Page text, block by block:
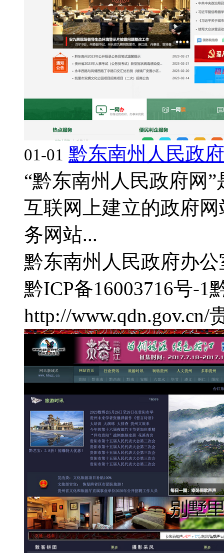
01-01 黔东南州人民政
“黔东南州人民政府网
互联网上建立的政府
务网站...
黔东南州人民政府办公
黔ICP备16003716号-1
http://www.qdn.gov.cn/